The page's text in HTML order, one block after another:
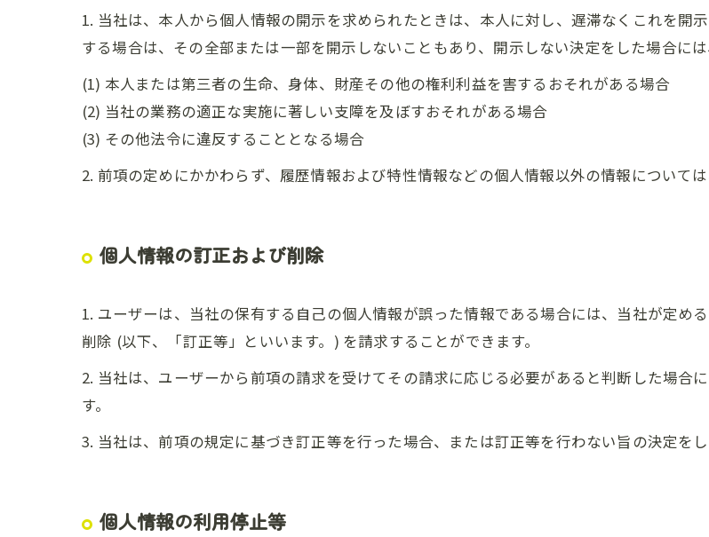
1. 当社は、本人から個人情報の開示を求められたときは、本人に対し、遅滞なくこれを開
する場合は、その全部または一部を開示しないこともあり、開示しない決定をした場合には
(1) 本人または第三者の生命、身体、財産その他の権利利益を害するおそれがある場合
(2) 当社の業務の適正な実施に著しい支障を及ぼすおそれがある場合
(3) その他法令に違反することとなる場合
2. 前項の定めにかかわらず、履歴情報および特性情報などの個人情報以外の情報について
個人情報の訂正および削除
1. ユーザーは、当社の保有する自己の個人情報が誤った情報である場合には、当社が定め
削除 (以下、「訂正等」といいます。) を請求することができます。
2. 当社は、ユーザーから前項の請求を受けてその請求に応じる必要があると判断した場合
す。
3. 当社は、前項の規定に基づき訂正等を行った場合、または訂正等を行わない旨の決定を
個人情報の利用停止等